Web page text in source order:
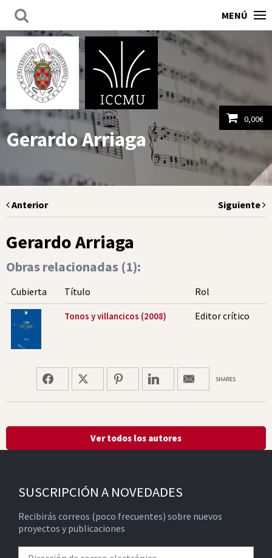
MENÚ
0,00€
Ver carrito
Gerardo Arriaga
Anterior Siguiente
Gerardo Arriaga
Obras relacionadas (1):
Cubierta Título Rol
Tonos y villancicos (2008) Editor crítico
SHARES
Ver todos los autores
SUSCRIPCIÓN A NOVEDADES
Recibirás correos (poco frecuentes) sobre nuevos
proyectos y publicaciones